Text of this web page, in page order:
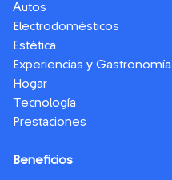
Autos
Electrodomésticos
Estética
Experiencias y Gastronomía
Hogar
Tecnología
Prestaciones
Beneficios